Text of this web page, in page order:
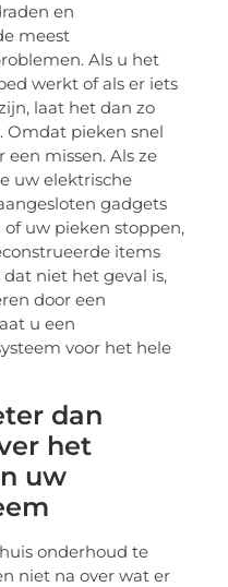
en
meest
Als u het
werkt of als er iets
laat het dan zo
Omdat pieken snel
missen. Als ze
uw elektrische
gadgets
uw pieken stoppen,
items
niet het geval is,
door een
u een
voor het hele
dan
het
uw
onderhoud te
niet na over wat er